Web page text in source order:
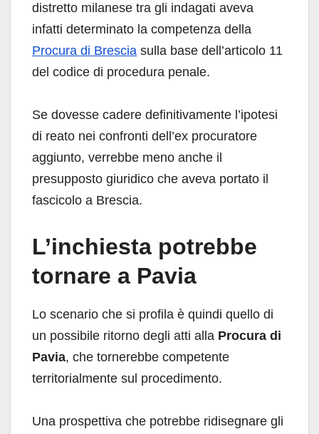
distretto milanese tra gli indagati aveva
infatti determinato la competenza della
Procura di Brescia sulla base dell’articolo 11
del codice di procedura penale.
Se dovesse cadere definitivamente l’ipotesi
di reato nei confronti dell’ex procuratore
aggiunto, verrebbe meno anche il
presupposto giuridico che aveva portato il
fascicolo a Brescia.
L’inchiesta potrebbe
tornare a Pavia
Lo scenario che si profila è quindi quello di
un possibile ritorno degli atti alla Procura di
Pavia, che tornerebbe competente
territorialmente sul procedimento.
Una prospettiva che potrebbe ridisegnare gli